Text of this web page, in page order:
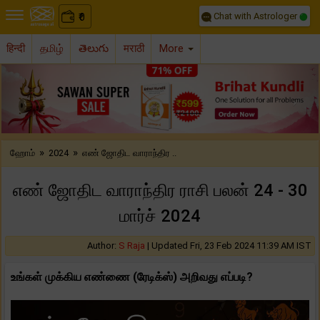
₹
0 Chat with Astrologer
हिन्दी தமிழ் తెలుగు मराठी More
Previous
ஹோம் » 2024 » எண் ஜோதிட வாராந்திர ..
எண் ஜோதிட வாராந்திர ராசி பலன் 24 - 30
மார்ச் 2024
Author: S Raja | Updated Fri, 23 Feb 2024 11:39 AM IST
உங்கள் முக்கிய எண்ணை (ரேடிக்ஸ்) அறிவது எப்படி?